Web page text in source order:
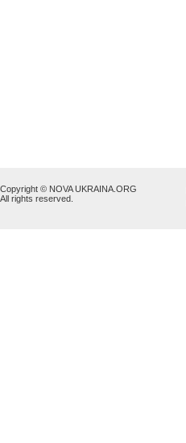
Copyright © NOVA UKRAINA.ORG
All rights reserved.